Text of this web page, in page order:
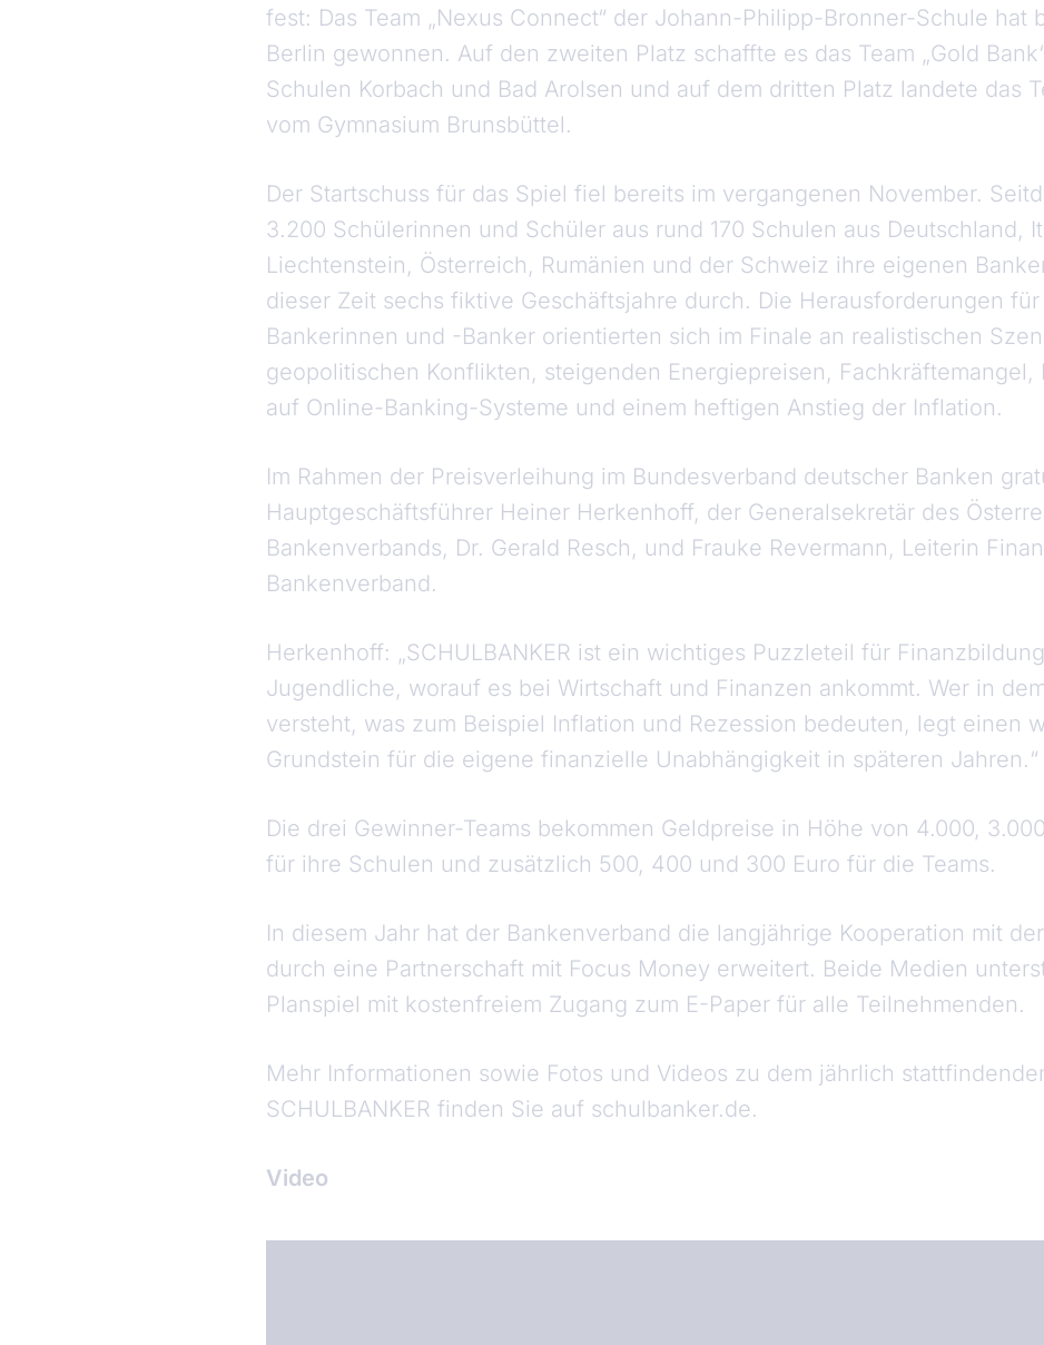
fest: Das Team „Nexus Connect“ der Johann-Philipp-Bronner-Schule hat
Berlin gewonnen. Auf den zweiten Platz schaffte es das Team „Gold
Schulen Korbach und Bad Arolsen und auf dem dritten Platz landete das
vom Gymnasium Brunsbüttel.
Der Startschuss für das Spiel fiel bereits im vergangenen November.
3.200 Schülerinnen und Schüler aus rund 170 Schulen aus Deutschland,
Liechtenstein, Österreich, Rumänien und der Schweiz ihre eigenen
dieser Zeit sechs fiktive Geschäftsjahre durch. Die Herausforderungen
Bankerinnen und -Banker orientierten sich im Finale an realistischen
geopolitischen Konflikten, steigenden Energiepreisen, Fachkräftemangel,
auf Online-Banking-Systeme und einem heftigen Anstieg der Inflation.
Im Rahmen der Preisverleihung im Bundesverband deutscher Banken
Hauptgeschäftsführer Heiner Herkenhoff, der Generalsekretär des
Bankenverbands, Dr. Gerald Resch, und Frauke Revermann, Leiterin
Bankenverband.
Herkenhoff: „SCHULBANKER ist ein wichtiges Puzzleteil für
Jugendliche, worauf es bei Wirtschaft und Finanzen ankommt. Wer in
versteht, was zum Beispiel Inflation und Rezession bedeuten, legt einen
Grundstein für die eigene finanzielle Unabhängigkeit in späteren Jahren.“
Die drei Gewinner-Teams bekommen Geldpreise in Höhe von 4.000,
für ihre Schulen und zusätzlich 500, 400 und 300 Euro für die Teams.
In diesem Jahr hat der Bankenverband die langjährige Kooperation mit
durch eine Partnerschaft mit Focus Money erweitert. Beide Medien
Planspiel mit kostenfreiem Zugang zum E-Paper für alle Teilnehmenden.
Mehr Informationen sowie Fotos und Videos zu dem jährlich
SCHULBANKER finden Sie auf schulbanker.de.
Video